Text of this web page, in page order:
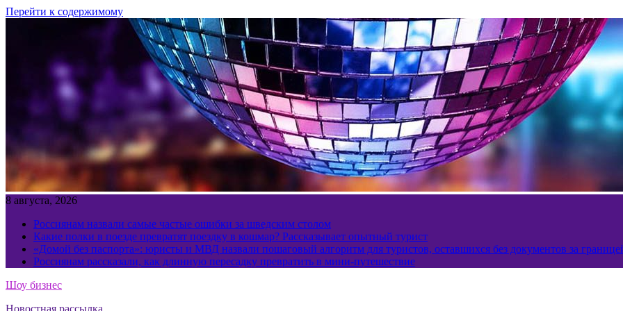
Перейти к содержимому
8 августа, 2026
Россиянам назвали самые частые ошибки за шведским столом
Какие полки в поезде превратят поездку в кошмар? Рассказывает опытный турист
«Домой без паспорта»: юристы и МВД назвали пошаговый алгоритм для туристов, оставшихся без документов за
Россиянам рассказали, как длинную пересадку превратить в мини-путешествие
Шоу бизнес
Новостная рассылка